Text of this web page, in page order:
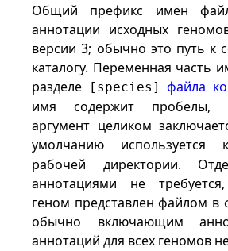
Общий префикс имён
аннотации исходных
версии 3; обычно это путь к
каталогу. Переменная часть
разделе
[species] файла
имя содержит пробелы,
аргумент целиком
умолчанию используется
рабочей директории.
аннотациями не
геном представлен файлом в
обычно включающим
аннотаций для всех геномов